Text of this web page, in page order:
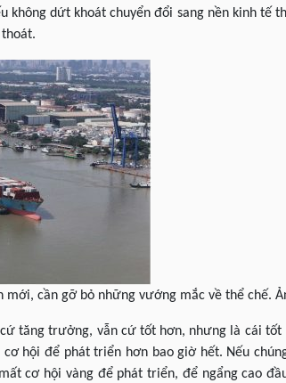
không dứt khoát chuyển đổi sang nền kinh tế
cần gỡ bỏ những vướng mắc về thể chế.
tăng trưởng, vẫn cứ tốt hơn, nhưng là cái
hội để phát triển hơn bao giờ hết. Nếu
cơ hội vàng để phát triển, để ngẩng cao